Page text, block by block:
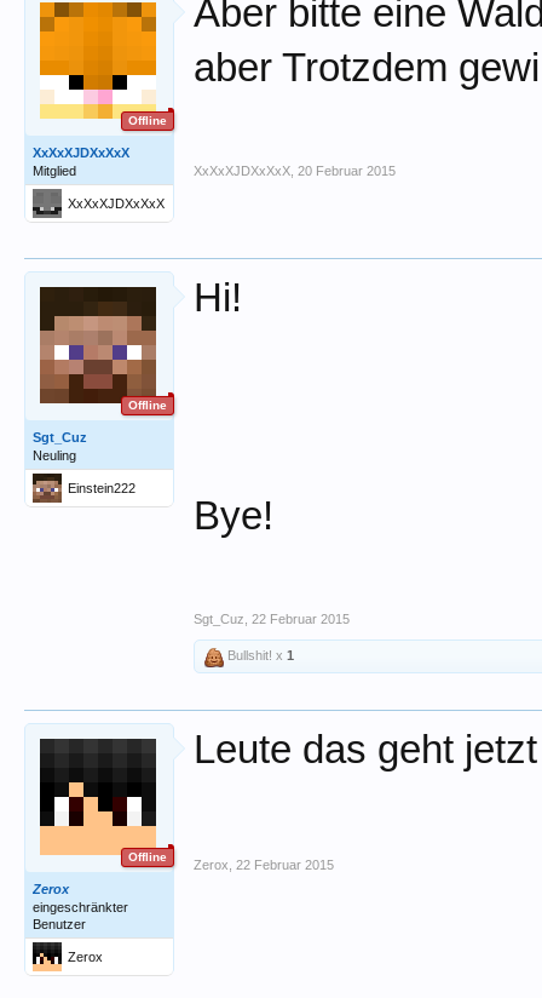
Offline
XxXxXJDXxXxX
Mitglied
XxXxXJDXxXxX
Aber bitte eine
aber Trotzdem
XxXxXJDXxXxX 20 Februar 2015
Offline
Sgt_Cuz
Neuling
Einstein222
Hi!
Bye!
Sgt_Cuz 22 Februar 2015
Bullshit! x 1
Offline
Zerox
eingeschränkter
Benutzer
Zerox
Leute das geht
Zerox 22 Februar 2015